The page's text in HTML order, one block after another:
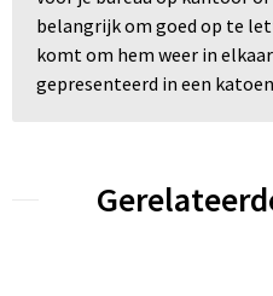
belangrijk om goed op te
komt om hem weer in
gepresenteerd in een